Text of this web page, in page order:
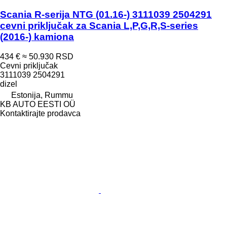
Scania R-seriјa NTG (01.16-) 3111039 2504291
cevni priključak za Scania L,P,G,R,S-series
(2016-) kamiona
434 € ≈ 50.930 RSD
Cevni priključak
3111039 2504291
dizel
Estonija, Rummu
KB AUTO EESTI OÜ
Kontaktirajte prodavca